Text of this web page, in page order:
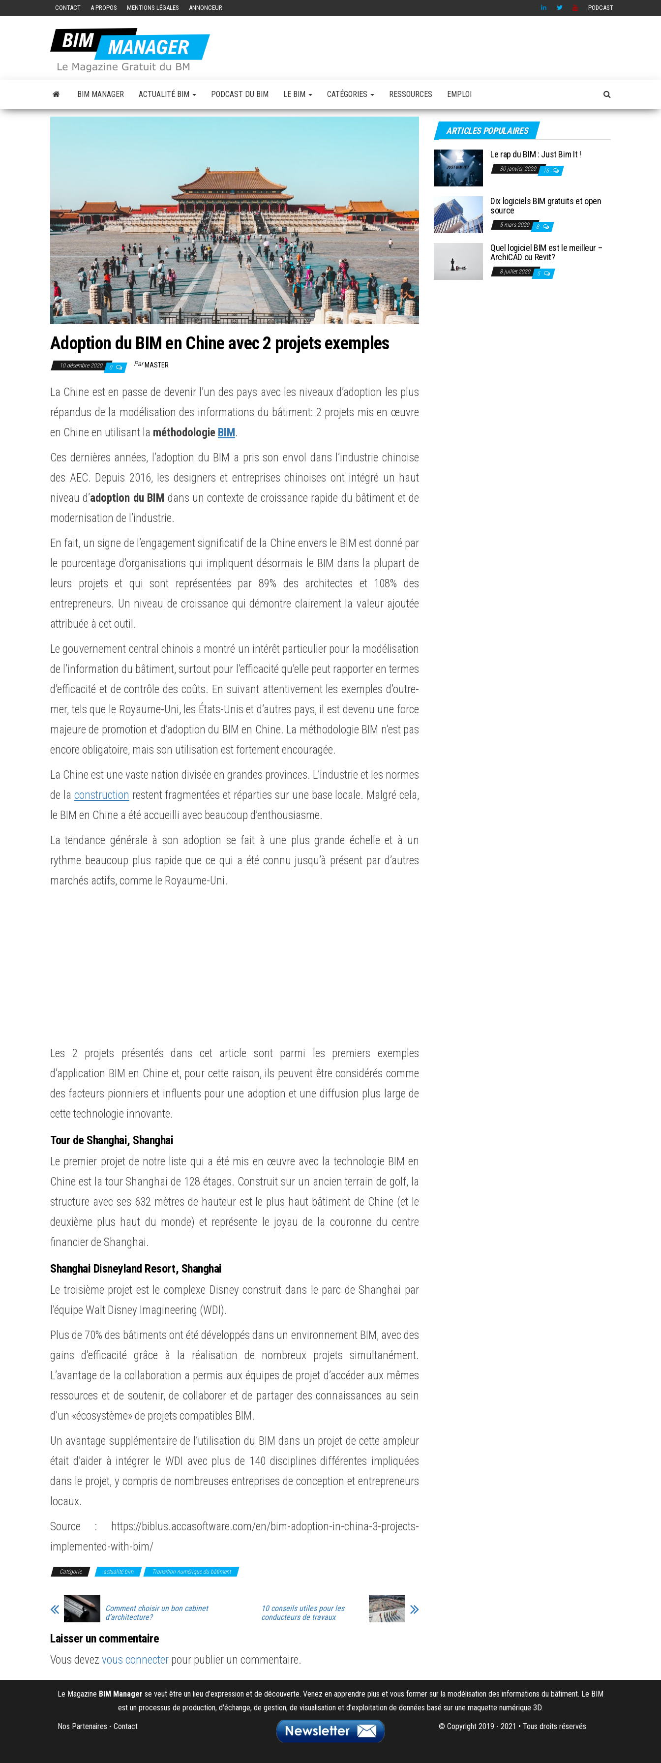
CONTACT A PROPOS MENTIONS LÉGALES ANNONCEUR PODCAST
BIM MANAGER ACTUALITÉ BIM PODCAST DU BIM LE BIM CATÉGORIES RESSOURCES EMPLOI
Adoption du BIM en Chine avec 2 projets exemples
10 décembre 2020 0 ParMASTER
La Chine est en passe de devenir l’un des pays avec les niveaux d’adoption les plus
répandus de la modélisation des informations du bâtiment: 2 projets mis en œuvre
en Chine en utilisant la méthodologie BIM.
Ces dernières années, l’adoption du BIM a pris son envol dans l’industrie chinoise
des AEC. Depuis 2016, les designers et entreprises chinoises ont intégré un haut
niveau d’adoption du BIM dans un contexte de croissance rapide du bâtiment et de
modernisation de l’industrie.
En fait, un signe de l’engagement significatif de la Chine envers le BIM est donné par
le pourcentage d’organisations qui impliquent désormais le BIM dans la plupart de
leurs projets et qui sont représentées par 89% des architectes et 108% des
entrepreneurs. Un niveau de croissance qui démontre clairement la valeur ajoutée
attribuée à cet outil.
Le gouvernement central chinois a montré un intérêt particulier pour la modélisation
de l’information du bâtiment, surtout pour l’efficacité qu’elle peut rapporter en termes
d’efficacité et de contrôle des coûts. En suivant attentivement les exemples d’outre-
mer, tels que le Royaume-Uni, les États-Unis et d’autres pays, il est devenu une force
majeure de promotion et d’adoption du BIM en Chine. La méthodologie BIM n’est pas
encore obligatoire, mais son utilisation est fortement encouragée.
La Chine est une vaste nation divisée en grandes provinces. L’industrie et les normes
de la construction restent fragmentées et réparties sur une base locale. Malgré cela,
le BIM en Chine a été accueilli avec beaucoup d’enthousiasme.
La tendance générale à son adoption se fait à une plus grande échelle et à un
rythme beaucoup plus rapide que ce qui a été connu jusqu’à présent par d’autres
marchés actifs, comme le Royaume-Uni.
Les 2 projets présentés dans cet article sont parmi les premiers exemples
d’application BIM en Chine et, pour cette raison, ils peuvent être considérés comme
des facteurs pionniers et influents pour une adoption et une diffusion plus large de
cette technologie innovante.
Tour de Shanghai, Shanghai
Le premier projet de notre liste qui a été mis en œuvre avec la technologie BIM en
Chine est la tour Shanghai de 128 étages. Construit sur un ancien terrain de golf, la
structure avec ses 632 mètres de hauteur est le plus haut bâtiment de Chine (et le
deuxième plus haut du monde) et représente le joyau de la couronne du centre
financier de Shanghai.
Shanghai Disneyland Resort, Shanghai
Le troisième projet est le complexe Disney construit dans le parc de Shanghai par
l’équipe Walt Disney Imagineering (WDI).
Plus de 70% des bâtiments ont été développés dans un environnement BIM, avec des
gains d’efficacité grâce à la réalisation de nombreux projets simultanément.
L’avantage de la collaboration a permis aux équipes de projet d’accéder aux mêmes
ressources et de soutenir, de collaborer et de partager des connaissances au sein
d’un «écosystème» de projets compatibles BIM.
Un avantage supplémentaire de l’utilisation du BIM dans un projet de cette ampleur
était d’aider à intégrer le WDI avec plus de 140 disciplines différentes impliquées
dans le projet, y compris de nombreuses entreprises de conception et entrepreneurs
locaux.
Source : https://biblus.accasoftware.com/en/bim-adoption-in-china-3-projects-
implemented-with-bim/
Catégorie actualité bim Transition numérique du bâtiment
Comment choisir un bon cabinet
d’architecture?
10 conseils utiles pour les
conducteurs de travaux
Laisser un commentaire
Vous devez vous connecter pour publier un commentaire.
ARTICLES POPULAIRES
Le rap du BIM : Just Bim It !
30 janvier 2020 16
Dix logiciels BIM gratuits et open
source
5 mars 2020 8
Quel logiciel BIM est le meilleur –
ArchiCAD ou Revit?
8 juillet 2020 5
Le Magazine BIM Manager se veut être un lieu d’expression et de découverte. Venez en apprendre plus et vous former sur la modélisation des informations du bâtiment. Le BIM
est un processus de production, d'échange, de gestion, de visualisation et d'exploitation de données basé sur une maquette numérique 3D.
Nos Partenaires - Contact © Copyright 2019 - 2021 • Tous droits réservés